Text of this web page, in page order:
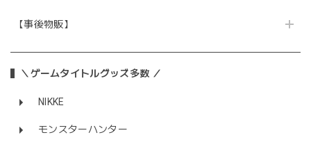
【事後物販】
＼ゲームタイトルグッズ多数 ／
NIKKE
モンスターハンター